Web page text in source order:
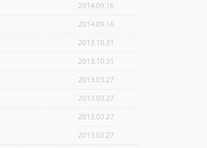
2014.09.16
2014.09.16
2013.10.31
2013.10.31
2013.03.27
2013.03.27
2013.03.27
2013.03.27